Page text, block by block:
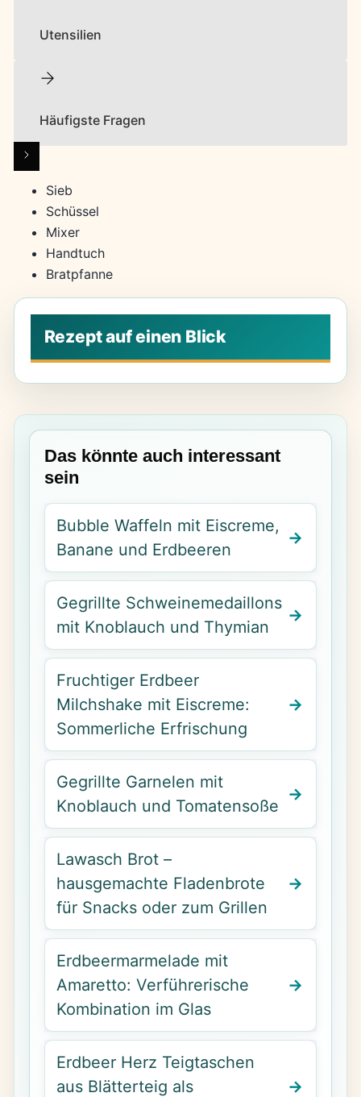
Utensilien
Häufigste Fragen
Sieb
Schüssel
Mixer
Handtuch
Bratpfanne
Das könnte auch interessant
sein
Bubble Waffeln mit Eiscreme,
Banane und Erdbeeren
Gegrillte Schweinemedaillons
mit Knoblauch und Thymian
Fruchtiger Erdbeer
Milchshake mit Eiscreme:
Sommerliche Erfrischung
Gegrillte Garnelen mit
Knoblauch und Tomatensoße
Lawasch Brot –
hausgemachte Fladenbrote
für Snacks oder zum Grillen
Erdbeermarmelade mit
Amaretto: Verführerische
Kombination im Glas
Erdbeer Herz Teigtaschen
aus Blätterteig als